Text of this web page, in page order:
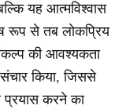
यह आत्मविश्वास
रूप से तब लोकप्रिय
की आवश्यकता
किया, जिससे
प्रयास करने का